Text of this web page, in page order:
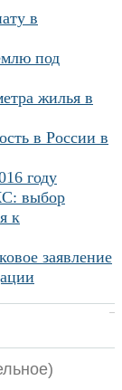
в
под
жилья в
в России в
году
выбор
к
заявление